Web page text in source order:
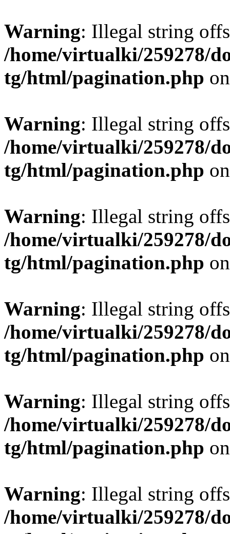
Warning: Illegal string
/home/virtualki/259278/
tg/html/pagination.php
Warning: Illegal string
/home/virtualki/259278/
tg/html/pagination.php
Warning: Illegal string
/home/virtualki/259278/
tg/html/pagination.php
Warning: Illegal string
/home/virtualki/259278/
tg/html/pagination.php
Warning: Illegal string
/home/virtualki/259278/
tg/html/pagination.php
Warning: Illegal string
/home/virtualki/259278/